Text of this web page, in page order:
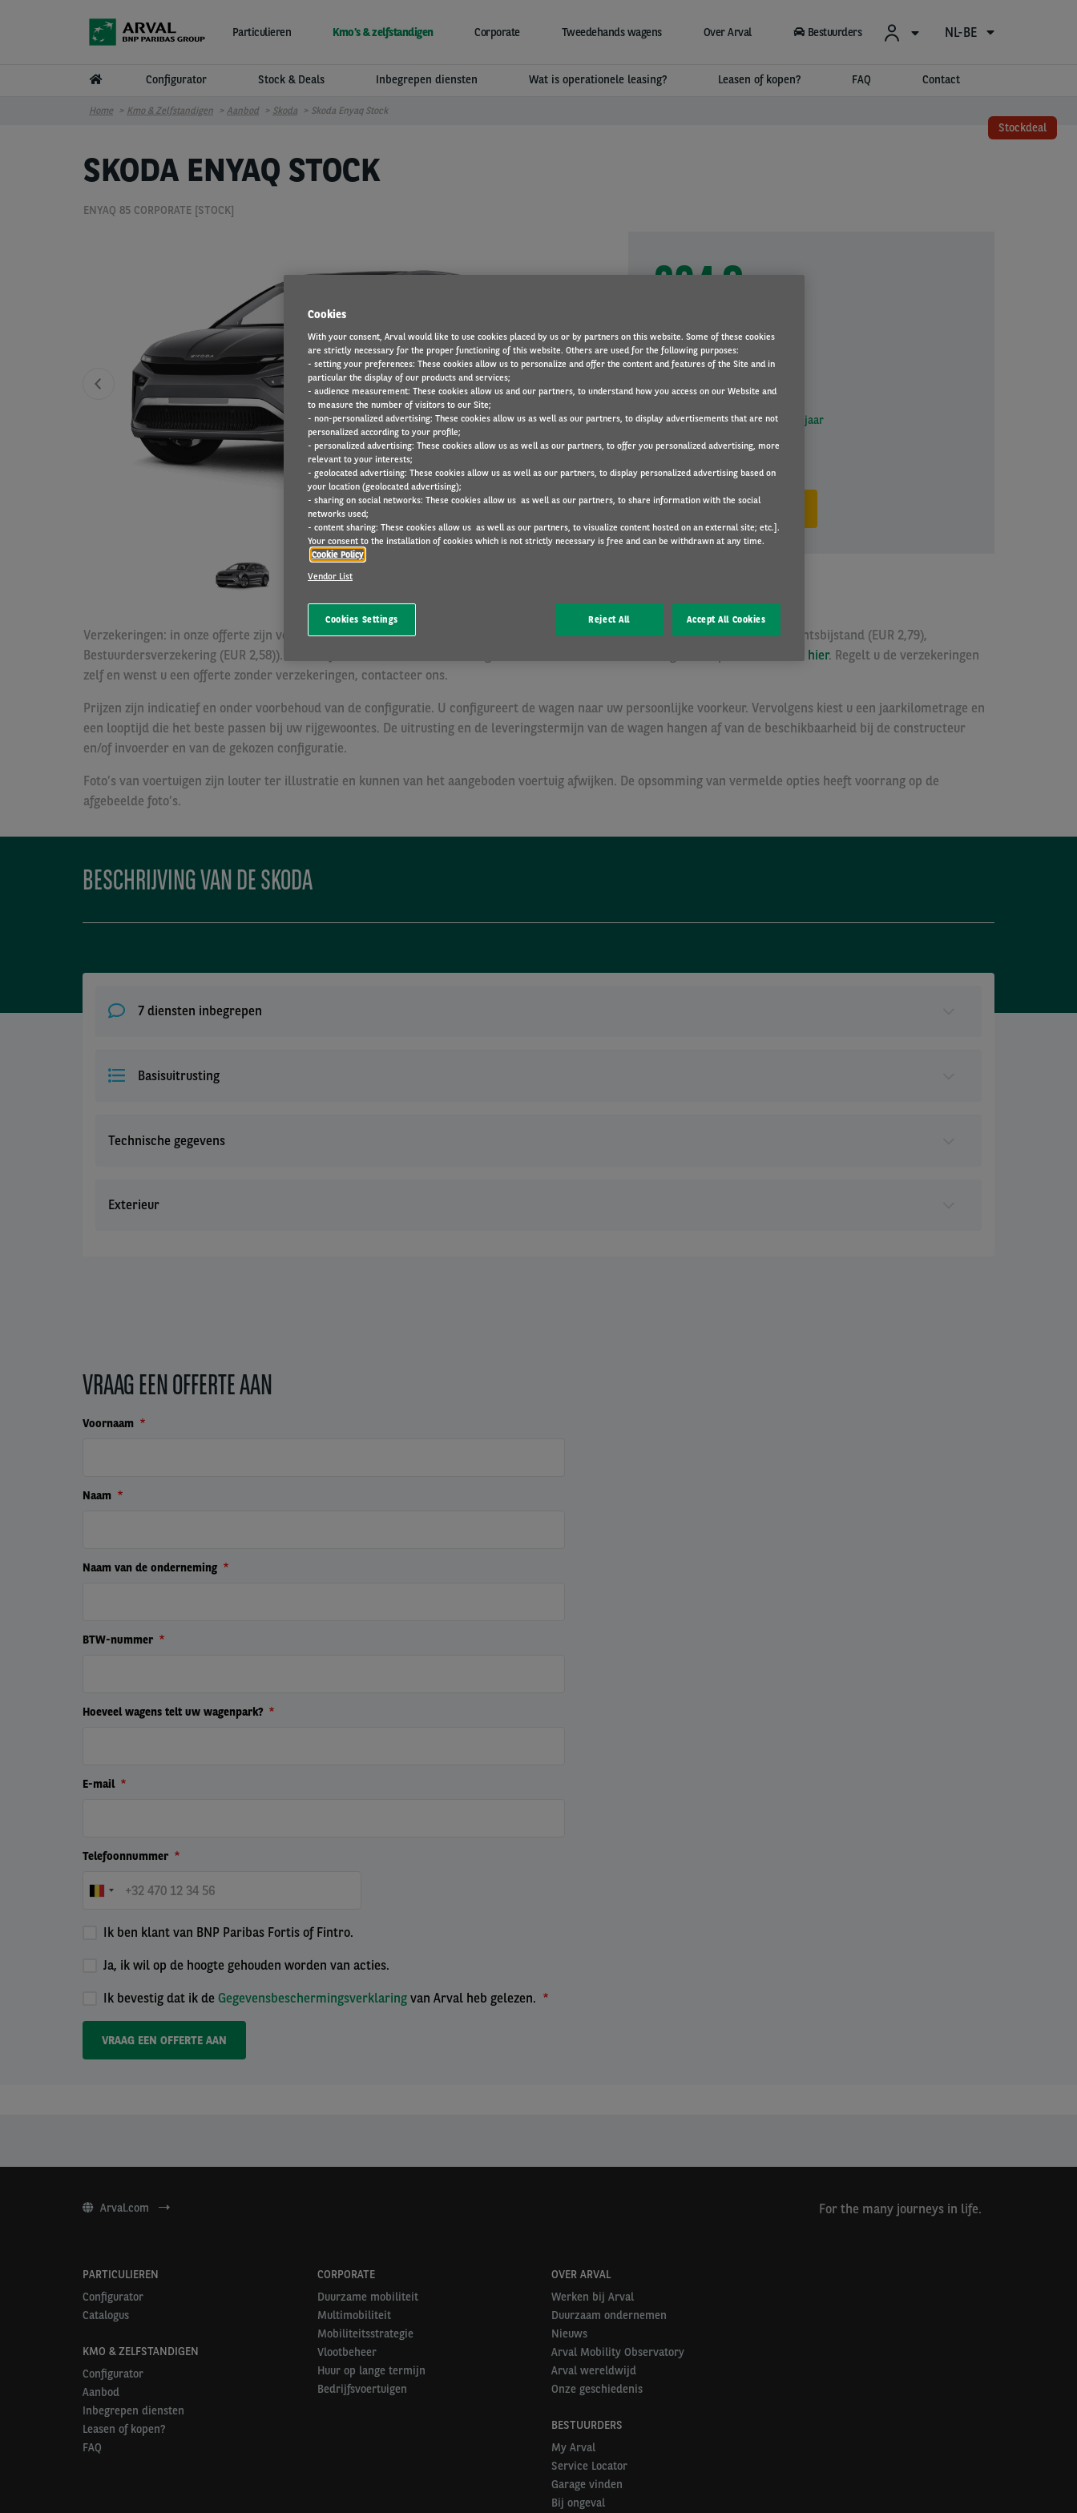
Particulieren Kmo's & zelfstandigen Corporate Tweedehands wagens Over Arval Bestuurders NL-BE
Configurator Stock & Deals Inbegrepen diensten Wat is operationele leasing? Leasen of kopen? FAQ Contact
Home Kmo & Zelfstandigen Aanbod Skoda Skoda Enyaq Stock
SKODA ENYAQ STOCK
Stockdeal
ENYAQ 85 CORPORATE [STOCK]
604 €
Looptijd 60 maanden
Kilometrage 10000 km/jaar
Verzekeringen: in onze offerte zijn verzekeringen geregeld via Arval inbegrepen (t.w.v. EUR 46,06: BA-verzekering (EUR 40,69), Rechtsbijstand (EUR 2,79),
Bestuurdersverzekering (EUR 2,58)). Meer informatie over de verzekeringen en Arval als nevenverzekeringstussenpersoon vindt u
hier. Regelt u de verzekeringen
zelf en wenst u een offerte zonder verzekeringen, contacteer ons.
Prijzen zijn indicatief en onder voorbehoud van de configuratie. U configureert de wagen naar uw persoonlijke voorkeur. Vervolgens kiest u een jaarkilometrage en
een looptijd die het beste passen bij uw rijgewoontes. De uitrusting en de leveringstermijn van de wagen hangen af van de beschikbaarheid bij de constructeur
en/of invoerder en van de gekozen configuratie.
Foto’s van voertuigen zijn louter ter illustratie en kunnen van het aangeboden voertuig afwijken. De opsomming van vermelde opties heeft voorrang op de
afgebeelde foto’s.
BESCHRIJVING VAN DE SKODA
7 diensten inbegrepen
Basisuitrusting
Technische gegevens
Exterieur
VRAAG EEN OFFERTE AAN
Voornaam
Naam
Naam van de onderneming
BTW-nummer
Hoeveel wagens telt uw wagenpark?
E-mail
Telefoonnummer
Ik ben klant van BNP Paribas Fortis of Fintro.
Ja, ik wil op de hoogte gehouden worden van acties.
Ik bevestig dat ik de Gegevensbeschermingsverklaring van Arval heb gelezen.
Arval.com For the many journeys in life.
PARTICULIEREN
Configurator
Catalogus
KMO & ZELFSTANDIGEN
Configurator
Aanbod
Inbegrepen diensten
Leasen of kopen?
FAQ
CORPORATE
Duurzame mobiliteit
Multimobiliteit
Mobiliteitsstrategie
Vlootbeheer
Huur op lange termijn
Bedrijfsvoertuigen
OVER ARVAL
Werken bij Arval
Duurzaam ondernemen
Nieuws
Arval Mobility Observatory
Arval wereldwijd
Onze geschiedenis
BESTUURDERS
My Arval
Service Locator
Garage vinden
Bij ongeval
Cookies
With your consent, Arval would like to use cookies placed by us or by partners on this website. Some of these cookies
are strictly necessary for the proper functioning of this website. Others are used for the following purposes:
- setting your preferences: These cookies allow us to personalize and offer the content and features of the Site and in
particular the display of our products and services;
- audience measurement: These cookies allow us and our partners, to understand how you access on our Website and
to measure the number of visitors to our Site;
- non-personalized advertising: These cookies allow us as well as our partners, to display advertisements that are not
personalized according to your profile;
- personalized advertising: These cookies allow us as well as our partners, to offer you personalized advertising, more
relevant to your interests;
- geolocated advertising: These cookies allow us as well as our partners, to display personalized advertising based on
your location (geolocated advertising);
- sharing on social networks: These cookies allow us as well as our partners, to share information with the social
networks used;
- content sharing: These cookies allow us as well as our partners, to visualize content hosted on an external site; etc.].
Your consent to the installation of cookies which is not strictly necessary is free and can be withdrawn at any time.
Cookie Policy
Vendor List
Cookies Settings Reject All Accept All Cookies